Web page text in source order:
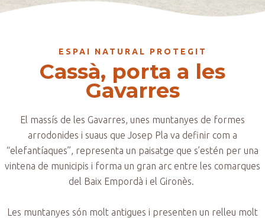
ESPAI NATURAL PROTEGIT
Cassà, porta a les
Gavarres
El massís de les Gavarres, unes muntanyes de formes
arrodonides i suaus que Josep Pla va definir com a
“elefantíaques”, representa un paisatge que s’estén per una
vintena de municipis i forma un gran arc entre les comarques
del Baix Empordà i el Gironès.
Les muntanyes són molt antigues i presenten un relleu molt